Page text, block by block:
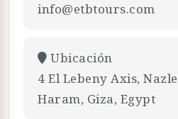
info@etbtours.com
Ubicación
4 El Lebeny Axis,
Haram, Giza, Egypt